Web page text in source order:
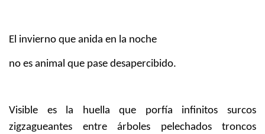
El invierno que anida en la noche
no es animal que pase desapercibido.
Visible es la huella que porfía infinitos surcos
zigzagueantes entre árboles pelechados troncos